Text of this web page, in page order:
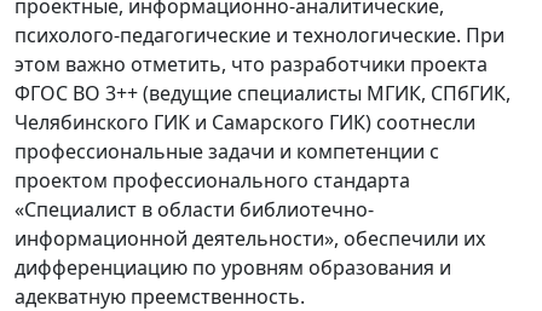
проектные, информационно-аналитические,
психолого-педагогические и технологические. При
этом важно отметить, что разработчики проекта
ФГОС ВО 3++ (ведущие специалисты МГИК, СПбГИК,
Челябинского ГИК и Самарского ГИК) соотнесли
профессиональные задачи и компетенции с
проектом профессионального стандарта
«Специалист в области библиотечно-
информационной деятельности», обеспечили их
дифференциацию по уровням образования и
адекватную преемственность.